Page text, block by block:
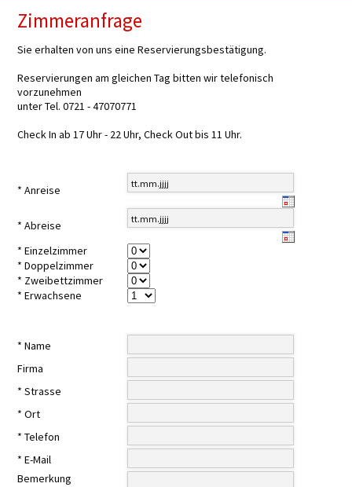
Zimmeranfrage
Sie erhalten von uns eine Reservierungsbestätigung.
Reservierungen am gleichen Tag bitten wir telefonisch
vorzunehmen
unter Tel. 0721 - 47070771
Check In ab 17 Uhr - 22 Uhr, Check Out bis 11 Uhr.
* Anreise
* Abreise
* Einzelzimmer
* Doppelzimmer
* Zweibettzimmer
* Erwachsene
* Name
Firma
* Strasse
* Ort
* Telefon
* E-Mail
Bemerkung